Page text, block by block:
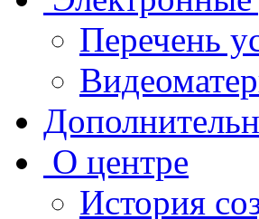
Перечень
О центре
История